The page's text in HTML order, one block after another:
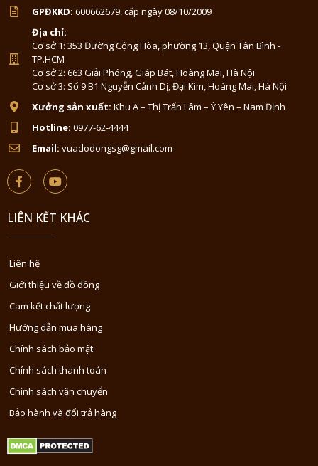
GPĐKKD: 600662679, cấp ngày 08/10/2009
Địa chỉ:
Cơ sở 1: 353 Đường Cộng Hòa, phường 13, Quận Tân Bình -
TP.HCM
Cơ sở 2: 663 Giải Phóng, Giáp Bát, Hoàng Mai, Hà Nội
Cơ sở 3: Số 9 B1 Nguyễn Cảnh Dị, Đại Kim, Hoàng Mai, Hà Nội
Xưởng sản xuất: Khu A – Thị Trấn Lâm – Ý Yên – Nam Định
Hotline: 0977-62-4444
Email: vuadodongsg@gmail.com
LIÊN KẾT KHÁC
Liên hệ
Giới thiệu về đồ đồng
Cam kết chất lượng
Hướng dẫn mua hàng
Chính sách bảo mật
Chính sách thanh toán
Chính sách vận chuyển
Bảo hành và đổi trả hàng